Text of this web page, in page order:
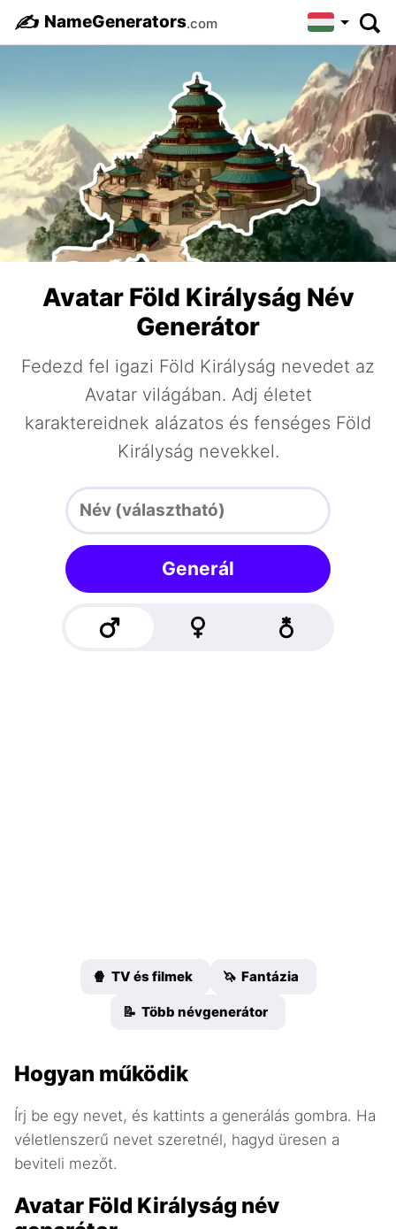
✍️ NameGenerators.com
Avatar Föld Királyság Név
Generátor
Fedezd fel igazi Föld Királyság nevedet az
Avatar világában. Adj életet
karaktereidnek alázatos és fenséges Föld
Királyság nevekkel.
Generál
🍿 TV és filmek 🦄 Fantázia
📝 Több névgenerátor
Hogyan működik
Írj be egy nevet, és kattints a generálás gombra. Ha
véletlenszerű nevet szeretnél, hagyd üresen a
beviteli mezőt.
Avatar Föld Királyság név